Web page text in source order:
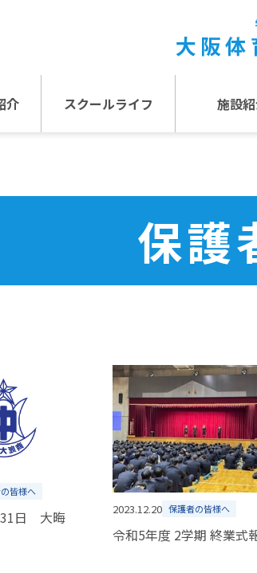
介 スクールライフ 施設
保護
皆様へ
日 大晦
2023.12.20 保護者の皆様へ
令和5年度 2学期 終業